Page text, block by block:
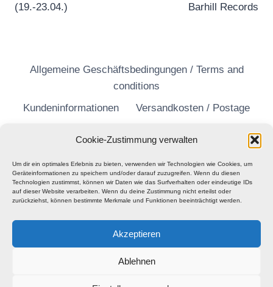
Cookie-Zustimmung verwalten
Um dir ein optimales Erlebnis zu bieten, verwenden wir Technologien wie Cookies, um
Geräteinformationen zu speichern und/oder darauf zuzugreifen. Wenn du diesen
Technologien zustimmst, können wir Daten wie das Surfverhalten oder eindeutige IDs
auf dieser Website verarbeiten. Wenn du deine Zustimmung nicht erteilst oder
zurückziehst, können bestimmte Merkmale und Funktionen beeinträchtigt werden.
Akzeptieren
Ablehnen
(19.-23.04.)
Barhill Records
Allgemeine Geschäftsbedingungen / Terms and
conditions
Kundeninformationen
Versandkosten / Postage